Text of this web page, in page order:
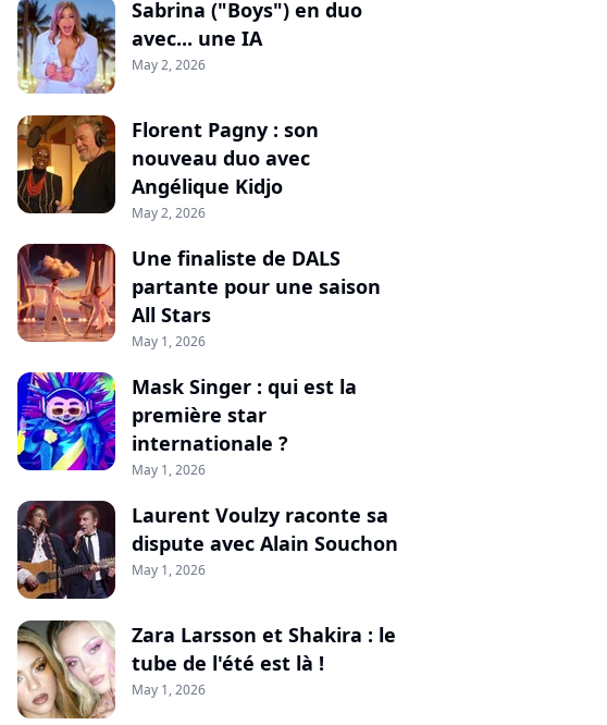
Sabrina ("Boys") en duo
avec... une IA
May 2, 2026
Florent Pagny : son
nouveau duo avec
Angélique Kidjo
May 2, 2026
Une finaliste de DALS
partante pour une saison
All Stars
May 1, 2026
Mask Singer : qui est la
première star
internationale ?
May 1, 2026
Laurent Voulzy raconte sa
dispute avec Alain Souchon
May 1, 2026
Zara Larsson et Shakira : le
tube de l'été est là !
May 1, 2026